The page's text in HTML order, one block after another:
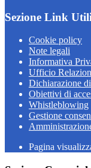
Sezione Link Utili
Cookie policy
Note legali
Informativa
Ufficio
Dichiarazione
Obiettivi di
Whistleblowing
Gestione
Pagina